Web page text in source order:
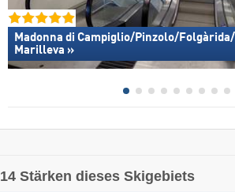
Madonna di Campiglio/​Pinzolo/​Folgàrida/​
Marilleva »
14 Stärken dieses Skigebiets